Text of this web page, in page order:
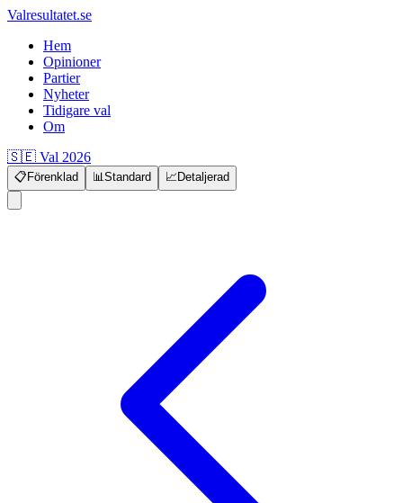
Valresultatet.se
Hem
Opinioner
Partier
Nyheter
Tidigare val
Om
🇸🇪 Val 2026
📋 Förenklad 📊Standard 📈Detaljerad